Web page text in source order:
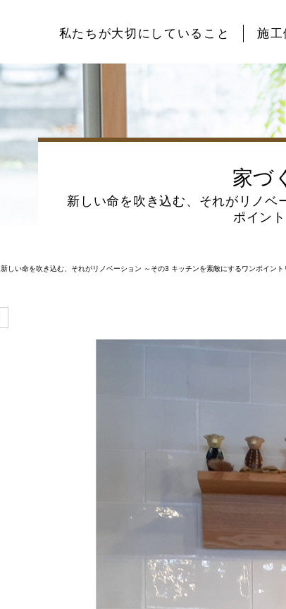
私たちが大切にしていること 施工
家づ
新しい命を吹き込む、それがリノベ
ポイン
新しい命を吹き込む、それがリノベーション ～その3 キッチンを素敵にするワンポイント